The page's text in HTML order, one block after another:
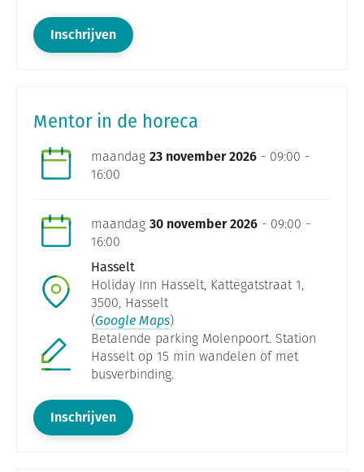
Inschrijven
Mentor in de horeca
maandag 23 november 2026 - 09:00 -
16:00
maandag 30 november 2026 - 09:00 -
16:00
Hasselt
Holiday Inn Hasselt, Kattegatstraat 1,
3500, Hasselt
(Google Maps)
Betalende parking Molenpoort. Station
Hasselt op 15 min wandelen of met
busverbinding.
Inschrijven